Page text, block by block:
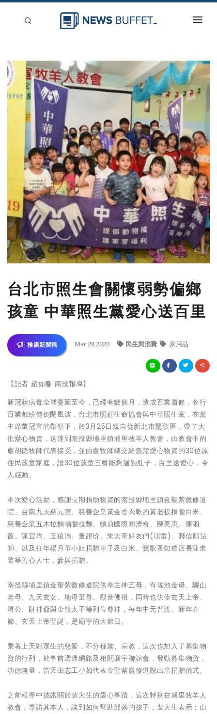
新聞稿分類
登入
台北市照生會關懷弱勢偏鄉
孩童 中華照生黨愛心送百里
推廣新聞稿 Mar 28,2020 民生與消費 家用品
【記者 趙如春 南投報導】
新冠狀病毒全球蔓延至今，已經有數個月，造成百業蕭條，各行
百業都紛傳倒閉風波，台北市照顧生命協會與中華照生黨，在黨
主席董冠富的帶領下，於3月25日親自從新北市鶯歌區，帶了大
批愛心物資，送達到南投縣埔里鎮埔里牧羊人教會，由教會中的
盧胡徳牧師代表接受，並由盧牧師轉交給急需愛心物資的30位原
住民孩童家庭，讓30位孩童三餐能夠溫飽肚子，百里送愛心，令
人感動。
本次愛心活動，感謝長期捐助物資的南投縣埔里鎮金聖紫微修道
院、台南九天慈元宮、慈善企業黃金香肉乾的黃老板捐贈白米、
慈善企業五木拉麵捐贈拉麵、頭前國際同濟會、陳美惠、陳湘
薇、陳宜均、王稜潓、董靚玠、朱大哥好友們(項雷)、釋信願法
師、以及往年楊月華小姐捐贈車子及白米、鶯歌蚤知道店長陳進
聲等善心人士，參與捐贈。
南投縣埔里鎮金聖紫微修道院供奉主神五母，有瑤池金母、驪山
老母、九天玄女、地母至尊、觀音佛祖，同時也供俸玄天上帝、
濟公、財神爺與金龍太子等列位尊神，每年中元普渡、新年春
節、玄天上帝聖誕，是廟宇的大節日。
秉著上天對眾生的慈愛，不分種族、宗教，這次也加入了募集物
資的行列，於事前透過網路及相關廟宇聯誼會，發動募集物資，
功德無量，當天由志工小如代表金聖紫微修道院出席捐贈儀式。
之前報導中披露關於裴大生的愛心事蹟，這次特別在埔里牧羊人
教會，專訪其本人，談到如何幫助部落的孩子，裴大生表示：山